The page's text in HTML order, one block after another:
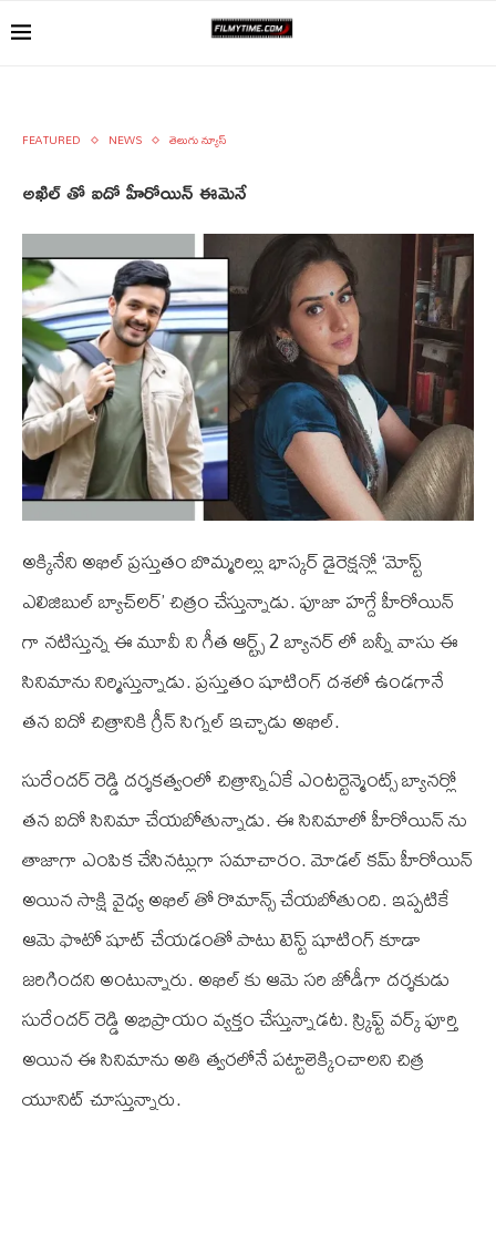
FEATURED NEWS తెలుగు న్యూస్
అఖిల్ తో ఐదో హీరోయిన్ ఈమెనే
అక్కినేని అఖిల్ ప్రస్తుతం బొమ్మరిల్లు భాస్కర్ డైరెక్షన్లో ‘మోస్ట్
ఎలిజిబుల్ బ్యాచ్‌ల‌ర్’ చిత్రం చేస్తున్నాడు. పూజా హగ్దే హీరోయిన్
గా నటిస్తున్న ఈ మూవీ ని గీత ఆర్ట్స్ 2 బ్యానర్ లో బన్నీ వాసు ఈ
సినిమాను నిర్మిస్తున్నాడు. ప్రస్తుతం షూటింగ్ దశలో ఉండగానే
తన ఐదో చిత్రానికి గ్రీన్ సిగ్నల్ ఇచ్చాడు అఖిల్.
సురేందర్ రెడ్డి దర్శకత్వంలో చిత్రాన్నిఏకే ఎంటర్టెన్మెంట్స్ బ్యానర్లో
తన ఐదో సినిమా చేయబోతున్నాడు. ఈ సినిమాలో హీరోయిన్ ను
తాజాగా ఎంపిక చేసినట్లుగా సమాచారం. మోడల్ కమ్ హీరోయిన్
అయిన సాక్షి వైధ్య అఖిల్ తో రొమాన్స్ చేయబోతుంది. ఇప్పటికే
ఆమె ఫొటో షూట్ చేయడంతో పాటు టెస్ట్ షూటింగ్ కూడా
జరిగిందని అంటున్నారు. అఖిల్ కు ఆమె సరి జోడీగా దర్శకుడు
సురేందర్ రెడ్డి అభిప్రాయం వ్యక్తం చేస్తున్నాడట. స్క్రిప్ట్ వర్క్ పూర్తి
అయిన ఈ సినిమాను అతి త్వరలోనే పట్టాలెక్కించాలని చిత్ర
యూనిట్ చూస్తున్నారు.